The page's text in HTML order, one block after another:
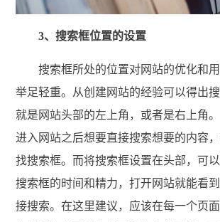
3、搜索框位置的设置
搜索框所处的位置对网站的优化和用
举足轻重。从创建网站的经验可以得出
就是网站头部的左上角，或者是右上角
进入网站之后想要直接搜索想要的内容
找搜索框。而将搜索框设置在头部，可
搜索框的时间和精力，打开网站就能看
接搜索。在这里建议，应该在每一个页面